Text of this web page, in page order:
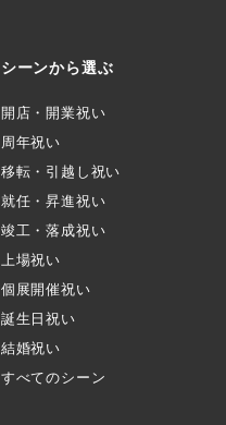
シーンから選ぶ
開店・開業祝い
周年祝い
移転・引越し祝い
就任・昇進祝い
竣工・落成祝い
上場祝い
個展開催祝い
誕生日祝い
結婚祝い
すべてのシーン